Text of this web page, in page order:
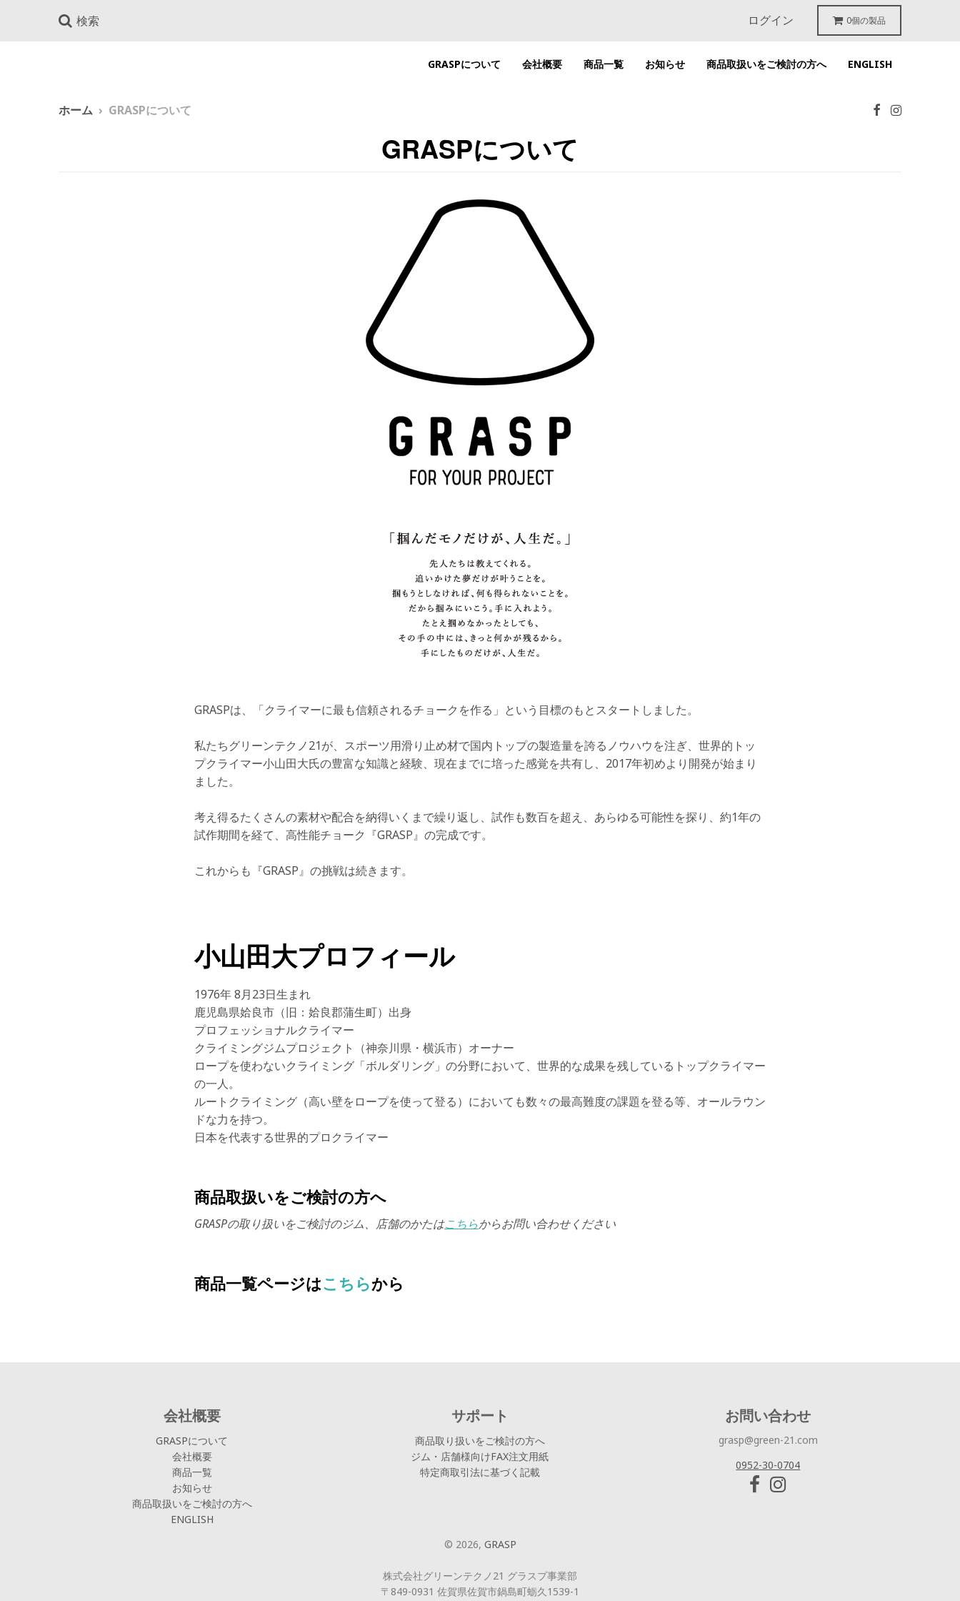
検索 ログイン 0個の製品
GRASPについて 会社概要 商品一覧 お知らせ 商品取扱いをご検討の方へ ENGLISH
ホーム › GRASPについて
GRASPについて
GRASPは、「クライマーに最も信頼されるチョークを作る」という目標のもとスタートしました。
私たちグリーンテクノ21が、スポーツ用滑り止め材で国内トップの製造量を誇るノウハウを注ぎ、 世界的トッ
プクライマー小山田大氏の豊富な知識と経験、現在までに培った感覚を共有し、2017年初めより開発が始まり
ました。
考え得るたくさんの素材や配合を納得いくまで繰り返し、試作も数百を超え、あらゆる可能性を探り、約1年の
試作期間を経て、 高性能チョーク『GRASP』の完成です。
これからも『GRASP』の挑戦は続きます。
小山田大プロフィール
1976年 8月23日生まれ
鹿児島県姶良市（旧：姶良郡蒲生町）出身
プロフェッショナルクライマー
クライミングジムプロジェクト（神奈川県・横浜市）オーナー
ロープを使わないクライミング「ボルダリング」の分野において、世界的な成果を残しているトップクライマー
の一人。
ルートクライミング（高い壁をロープを使って登る）においても数々の最高難度の課題を登る等、オールラウン
ドな力を持つ。
日本を代表する世界的プロクライマー
商品取扱いをご検討の方へ
GRASPの取り扱いをご検討のジム、店舗のかたはこちらからお問い合わせください
商品一覧ページはこちらから
会社概要
GRASPについて
会社概要
商品一覧
お知らせ
商品取扱いをご検討の方へ
ENGLISH
サポート
商品取り扱いをご検討の方へ
ジム・店舗様向けFAX注文用紙
特定商取引法に基づく記載
お問い合わせ
grasp@green-21.com
0952-30-0704
© 2026, GRASP
株式会社グリーンテクノ21 グラスプ事業部
〒849-0931 佐賀県佐賀市鍋島町蛎久1539-1